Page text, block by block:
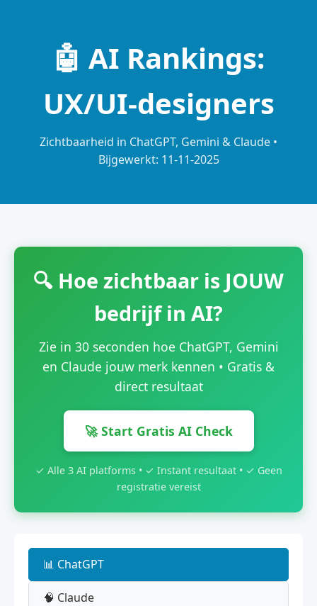
🤖 AI Rankings:
UX/UI-designers
Zichtbaarheid in ChatGPT, Gemini & Claude •
Bijgewerkt: 11-11-2025
🔍 Hoe zichtbaar is JOUW
bedrijf in AI?
Zie in 30 seconden hoe ChatGPT, Gemini
en Claude jouw merk kennen • Gratis &
direct resultaat
🚀 Start Gratis AI Check
✓ Alle 3 AI platforms • ✓ Instant resultaat • ✓ Geen
registratie vereist
📊 ChatGPT
🧠 Claude